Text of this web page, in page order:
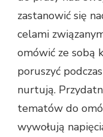
zastanowić się
celami
omówić ze sobą
poruszyć
nurtują.
tematów do
wywołują